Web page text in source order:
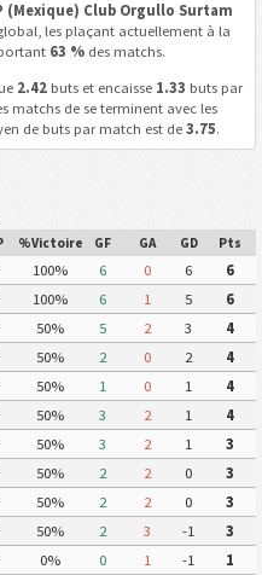
(Mexique) Club Orgullo Surtam
les plaçant actuellement à la
63 %des matchs.
2.42buts et encaisse 1.33 buts par
matchs de se terminent avec les
de buts par match est de 3.75.
%Victoire GF GA GD Pts
100% 6 0 6
6
100% 6 1 5
6
50% 5 2 3
4
50% 2 0 2
4
50% 1 0 1
4
50% 3 2 1
4
50% 3 2 1
3
50% 2 2 0
3
50% 2 2 0
3
50% 2 3 -1
3
0% 0 1 -1
1